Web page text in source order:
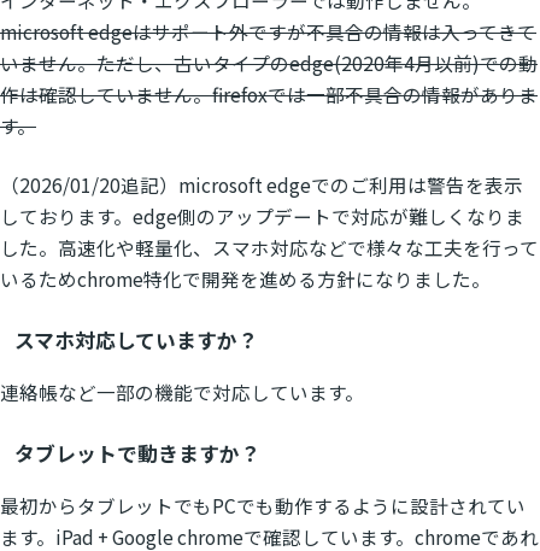
microsoft edgeはサポート外ですが不具合の情報は入ってきて
いません。ただし、古いタイプのedge(2020年4月以前)での動
作は確認していません。firefoxでは一部不具合の情報がありま
す。
（2026/01/20追記）microsoft edgeでのご利用は警告を表示
しております。edge側のアップデートで対応が難しくなりま
した。高速化や軽量化、スマホ対応などで様々な工夫を行って
いるためchrome特化で開発を進める方針になりました。
スマホ対応していますか？
連絡帳など一部の機能で対応しています。
タブレットで動きますか？
最初からタブレットでもPCでも動作するように設計されてい
ます。iPad + Google chromeで確認しています。chromeであれ